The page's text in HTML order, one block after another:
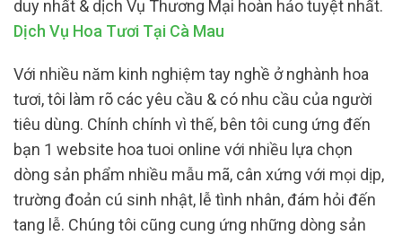
duy nhất & dịch Vụ Thương Mại hoàn hảo tuyệt nhất.
Dịch Vụ Hoa Tươi Tại Cà Mau
Với nhiều năm kinh nghiệm tay nghề ở nghành hoa
tươi, tôi làm rõ các yêu cầu & có nhu cầu của người
tiêu dùng. Chính chính vì thế, bên tôi cung ứng đến
bạn 1 website hoa tuoi online với nhiều lựa chọn
dòng sản phẩm nhiều mẫu mã, cân xứng với mọi dịp,
trường đoản cú sinh nhật, lễ tình nhân, đám hỏi đến
tang lễ. Chúng tôi cũng cung ứng những dòng sản